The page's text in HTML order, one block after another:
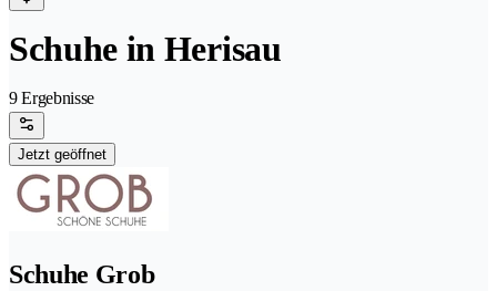
Schuhe in Herisau
9 Ergebnisse
Jetzt geöffnet
Schuhe Grob